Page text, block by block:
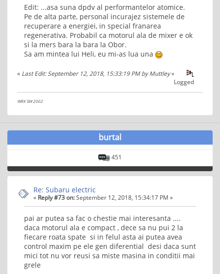
Edit: ...asa suna dpdv al performantelor atomice.
Pe de alta parte, personal incurajez sistemele de
recuperare a energiei, in special franarea
regenerativa. Probabil ca motorul ala de mixer e ok
si la mers bara la bara la Obor.
Sa am mintea lui Heli, eu mi-as lua una
« Last Edit: September 12, 2018, 15:33:19 PM by Muttley»
Logged
WRX SW 2002
burtal
451
Re: Subaru electric
« Reply #73 on:September 12, 2018, 15:34:17 PM »
pai ar putea sa fac o chestie mai interesanta ....
daca motorul ala e compact , dece sa nu pui 2 la
fiecare roata spate si in felul asta ai putea avea
control maxim pe ele gen diferential desi daca sunt
mici tot nu vor reusi sa miste masina in conditii mai
grele